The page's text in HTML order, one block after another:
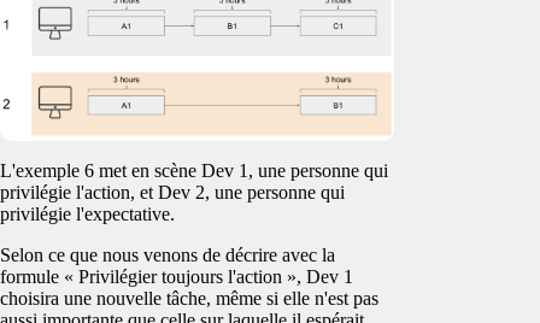
L'exemple 6 met en scène Dev 1, une personne qui
privilégie l'action, et Dev 2, une personne qui
privilégie l'expectative.
Selon ce que nous venons de décrire avec la
formule « Privilégier toujours l'action », Dev 1
choisira une nouvelle tâche, même si elle n'est pas